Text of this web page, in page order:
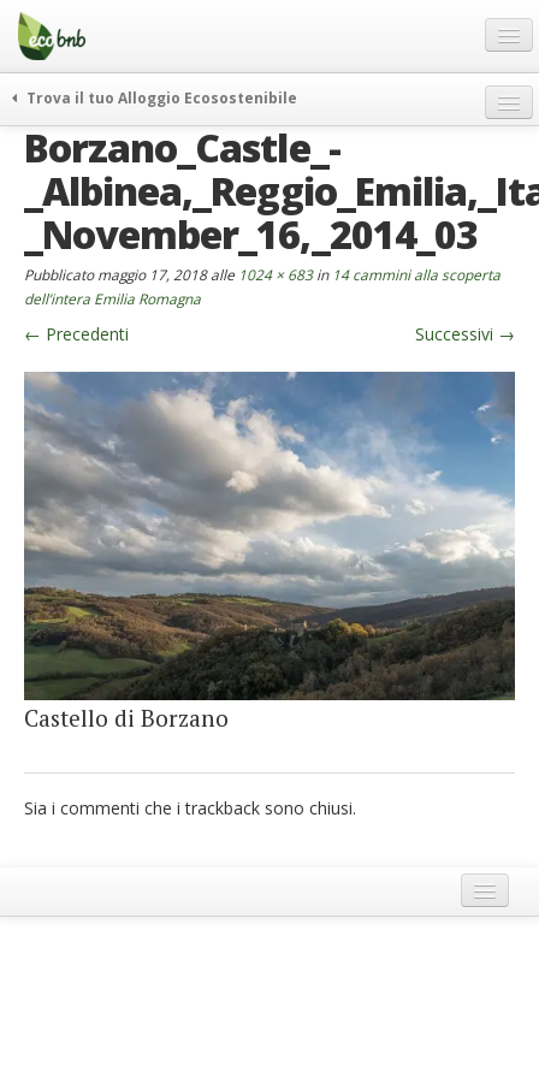
Menu
Salta
contenuto
Offerte Speciali
Regali
FAQ
Chi Siamo
Partner
Contatti
Italiano
German
English
Spanish
French
Italiano
Trova il tuo Alloggio Ecosostenibile
weekend green
itinerari
curiosità
vivere e viaggiare verde
news ed eventi
Borzano_Castle_-
_November_16,_2014_03
Pubblicatomaggio 17, 2018alle 1024 × 683in 14 cammini alla scoperta
dell’intera Emilia Romagna
← Precedenti Successivi →
Castello di Borzano
Sia i commenti che i trackback sono chiusi.